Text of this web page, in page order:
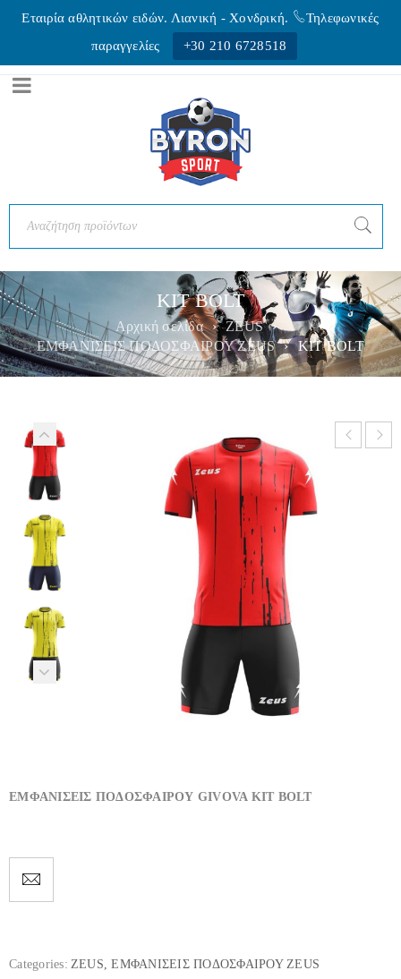
Εταιρία αθλητικών ειδών. Λιανική - Xονδρική.
Τηλεφωνικές
παραγγελίες
+30 210 6728518
KIT BOLT
Αρχική σελίδα › ZEUS ›
ΕΜΦΑΝΙΣΕΙΣ ΠΟΔΟΣΦΑΙΡΟΥ ZEUS › KIT BOLT
ΕΜΦΑΝΙΣΕΙΣ ΠΟΔΟΣΦΑΙΡΟΥ GIVOVA KIT BOLT
Categories: ZEUS,ΕΜΦΑΝΙΣΕΙΣ ΠΟΔΟΣΦΑΙΡΟΥ ZEUS